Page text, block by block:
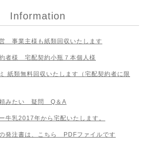
Information
事業主様も紙類回収いたします
者様 宅配契約小瓶７本個人様
紙類無料回収いたします（宅配契約者に限
みたい 疑問 Q＆A
牛乳2017年から宅配いたします。
発注書は、こちら PDFファイルです